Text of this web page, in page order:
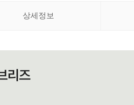
상세정보